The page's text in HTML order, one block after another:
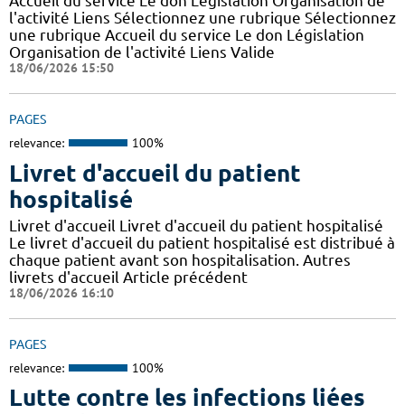
l'activité Liens Sélectionnez une rubrique Sélectionnez
une rubrique Accueil du service Le don Législation
Organisation de l'activité Liens Valide
18/06/2026 15:50
PAGES
relevance: 100%
Livret d'accueil du patient
hospitalisé
Livret d'accueil Livret d'accueil du patient hospitalisé
Le livret d'accueil du patient hospitalisé est distribué à
chaque patient avant son hospitalisation. Autres
livrets d'accueil Article précédent
18/06/2026 16:10
PAGES
relevance: 100%
Lutte contre les infections liées